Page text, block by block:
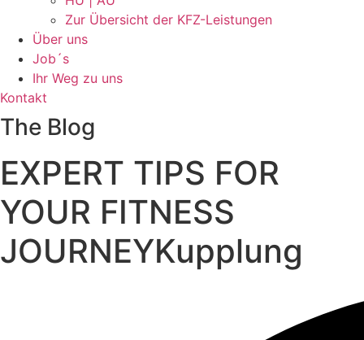
Zur Übersicht der KFZ-Leistungen
Über uns
Job´s
Ihr Weg zu uns
Kontakt
The Blog
EXPERT TIPS FOR
YOUR FITNESS
JOURNEYKupplung